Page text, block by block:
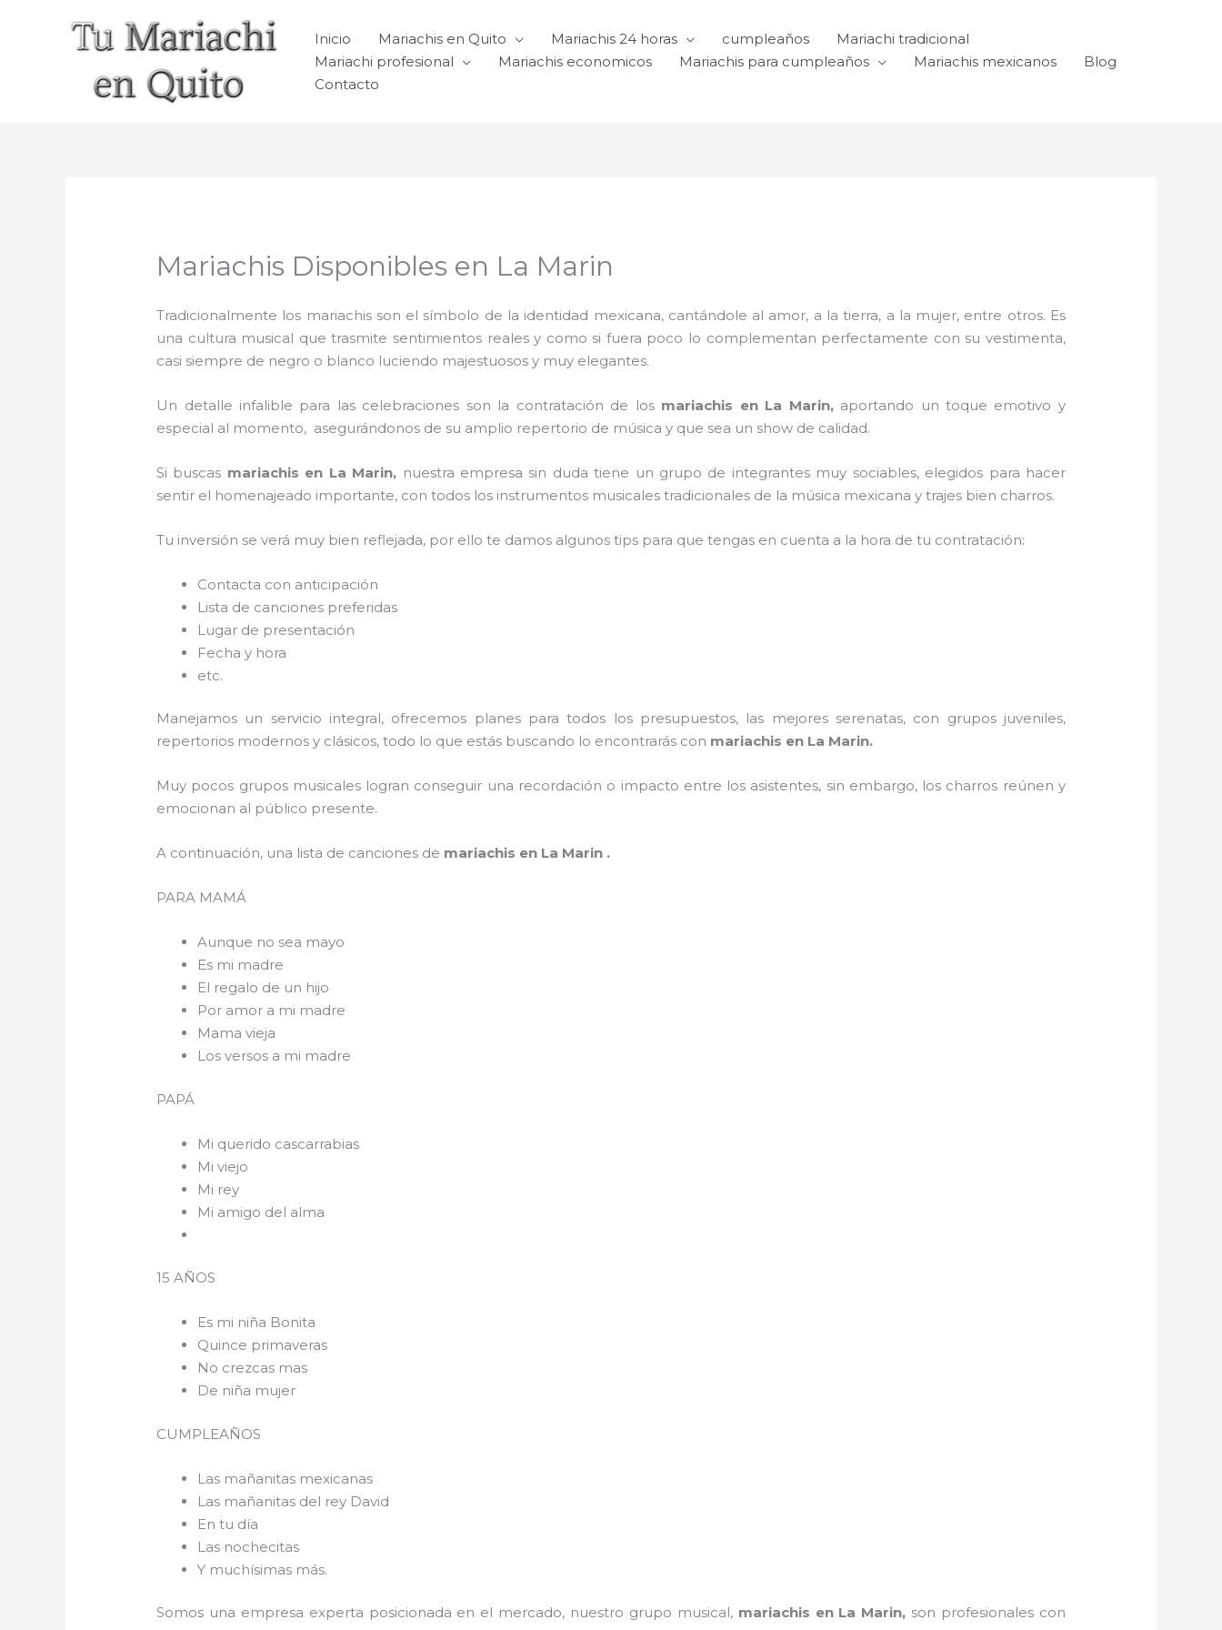
Inicio Mariachis en Quito Mariachis 24 horas cumpleaños
Mariachi tradicional
Mariachi profesional
Mariachis economicos Mariachis para cumpleaños Mariachis mexicanos
Blog
Contacto
Mariachis Disponibles en La Marin
Tradicionalmente los mariachis son el símbolo de la identidad mexicana, cantándole al amor, a la tierra, a la mujer, entre otros. Es
una cultura musical que trasmite sentimientos reales y como si fuera poco lo complementan perfectamente con su vestimenta,
casi siempre de negro o blanco luciendo majestuosos y muy elegantes.
Un detalle infalible para las celebraciones son la contratación de losmariachis en La Marin, aportando un toque emotivo y
especial al momento, asegurándonos de su amplio repertorio de música y que sea un show de calidad.
Si buscas mariachis en La Marin, nuestra empresa sin duda tiene un grupo de integrantes muy sociables, elegidos para hacer
sentir el homenajeado importante, con todos los instrumentos musicales tradicionales de la música mexicana y trajes bien charros.
Tu inversión se verá muy bien reflejada, por ello te damos algunos tips para que tengas en cuenta a la hora de tu contratación:
Contacta con anticipación
Lista de canciones preferidas
Lugar de presentación
Fecha y hora
etc.
Manejamos un servicio integral, ofrecemos planes para todos los presupuestos, las mejores serenatas, con grupos juveniles,
repertorios modernos y clásicos, todo lo que estás buscando lo encontrarás con mariachis en La Marin.
Muy pocos grupos musicales logran conseguir una recordación o impacto entre los asistentes, sin embargo, los charros reúnen y
emocionan al público presente.
A continuación, una lista de canciones de mariachis en La Marin .
PARA MAMÁ
Aunque no sea mayo
Es mi madre
El regalo de un hijo
Por amor a mi madre
Mama vieja
Los versos a mi madre
PAPÁ
Mi querido cascarrabias
Mi viejo
Mi rey
Mi amigo del alma
15 AÑOS
Es mi niña Bonita
Quince primaveras
No crezcas mas
De niña mujer
CUMPLEAÑOS
Las mañanitas mexicanas
Las mañanitas del rey David
En tu día
Las nochecitas
Y muchísimas más.
Somos una empresa experta posicionada en el mercado, nuestro grupo musical, mariachis en La Marin, son profesionales con